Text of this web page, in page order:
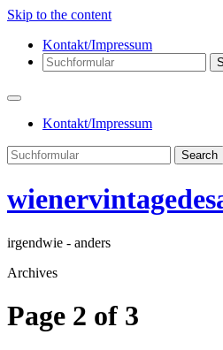
Skip to the content
Kontakt/Impressum
Kontakt/Impressum
Search
irgendwie - anders
Archives
Page 2 of 3